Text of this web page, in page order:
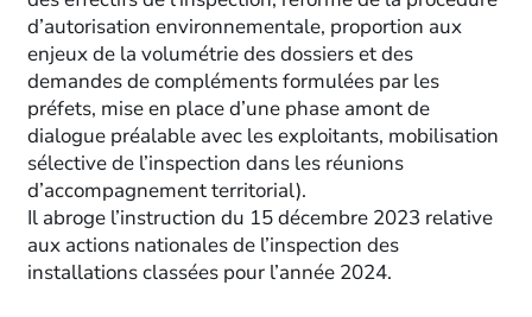
d’autorisation environnementale, proportion aux
enjeux de la volumétrie des dossiers et des
demandes de compléments formulées par les
préfets, mise en place d’une phase amont de
dialogue préalable avec les exploitants, mobilisation
sélective de l’inspection dans les réunions
d’accompagnement territorial).
Il abroge l’instruction du 15 décembre 2023 relative
aux actions nationales de l’inspection des
installations classées pour l’année 2024.